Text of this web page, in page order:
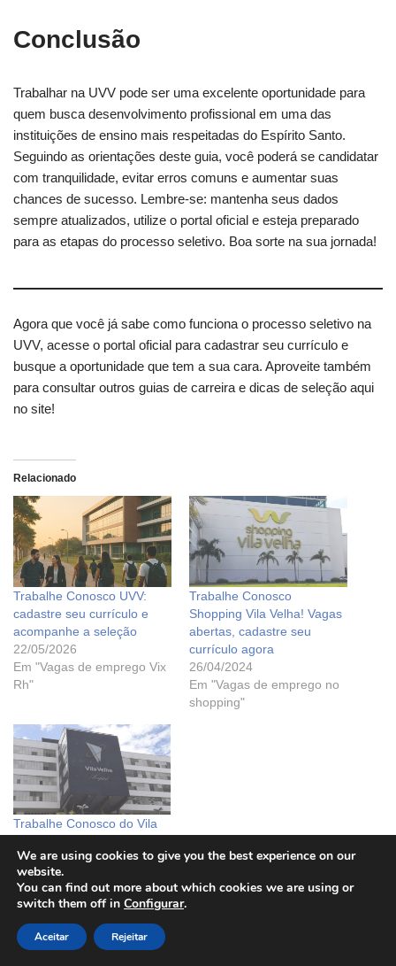
Conclusão
Trabalhar na UVV pode ser uma excelente oportunidade para
quem busca desenvolvimento profissional em uma das
instituições de ensino mais respeitadas do Espírito Santo.
Seguindo as orientações deste guia, você poderá se candidatar
com tranquilidade, evitar erros comuns e aumentar suas
chances de sucesso. Lembre-se: mantenha seus dados
sempre atualizados, utilize o portal oficial e esteja preparado
para as etapas do processo seletivo. Boa sorte na sua jornada!
Agora que você já sabe como funciona o processo seletivo na
UVV, acesse o portal oficial para cadastrar seu currículo e
busque a oportunidade que tem a sua cara. Aproveite também
para consultar outros guias de carreira e dicas de seleção aqui
no site!
Relacionado
Trabalhe Conosco UVV:
cadastre seu currículo e
acompanhe a seleção
22/05/2026
Em "Vagas de emprego Vix
Rh"
Trabalhe Conosco
Shopping Vila Velha! Vagas
abertas, cadastre seu
currículo agora
26/04/2024
Em "Vagas de emprego no
shopping"
Trabalhe Conosco do Vila
seu currículo para
concorrer as vagas 2023
14/02/2023
Em "Vagas de emprego em
hospitais"
We are using cookies to give you the best experience on our
website.
You can find out more about which cookies we are using or
switch them off in Configurar.
Aceitar Rejeitar